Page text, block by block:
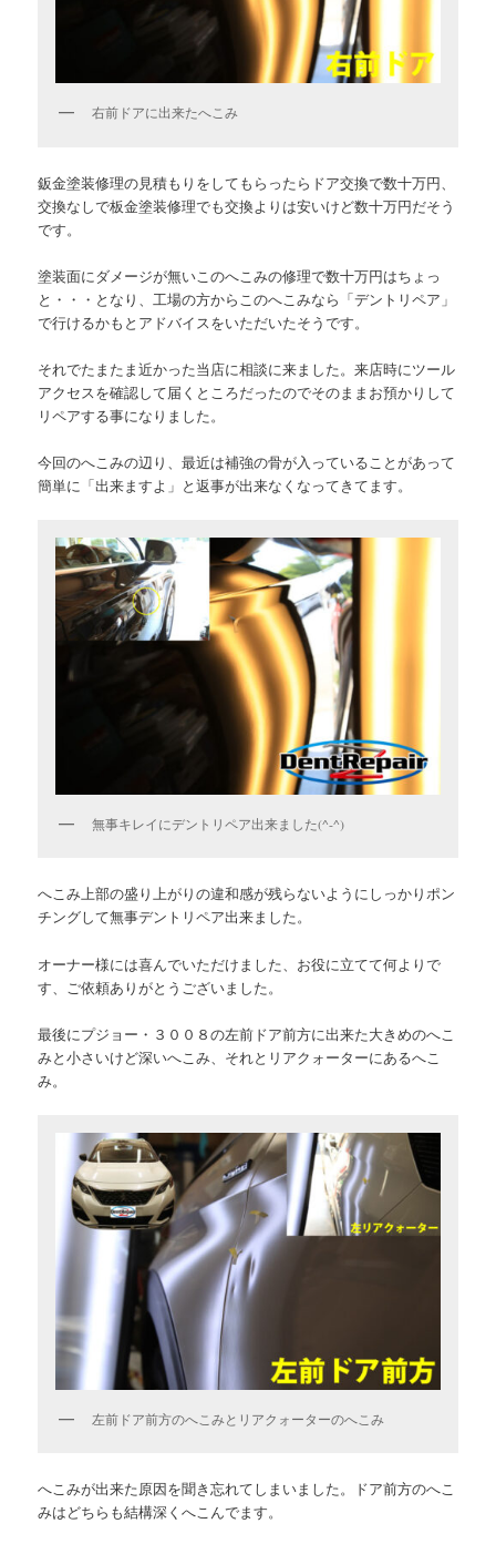
右前ドアに出来たへこみ
鈑金塗装修理の見積もりをしてもらったらドア交換で数十万円、
交換なしで板金塗装修理でも交換よりは安いけど数十万円だそう
です。
塗装面にダメージが無いこのへこみの修理で数十万円はちょっ
と・・・となり、工場の方からこのへこみなら「デントリペア」
で行けるかもとアドバイスをいただいたそうです。
それでたまたま近かった当店に相談に来ました。来店時にツール
アクセスを確認して届くところだったのでそのままお預かりして
リペアする事になりました。
今回のへこみの辺り、最近は補強の骨が入っていることがあって
簡単に「出来ますよ」と返事が出来なくなってきてます。
無事キレイにデントリペア出来ました(^-^)
へこみ上部の盛り上がりの違和感が残らないようにしっかりポン
チングして無事デントリペア出来ました。
オーナー様には喜んでいただけました、お役に立てて何よりで
す、ご依頼ありがとうございました。
最後にプジョー・３００８の左前ドア前方に出来た大きめのへこ
みと小さいけど深いへこみ、それとリアクォーターにあるへこ
み。
左前ドア前方のへこみとリアクォーターのへこみ
へこみが出来た原因を聞き忘れてしまいました。ドア前方のへこ
みはどちらも結構深くへこんでます。